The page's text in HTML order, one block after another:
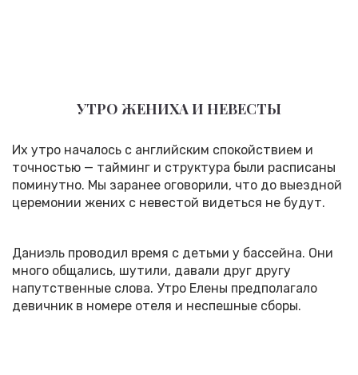
УТРО ЖЕНИХА И НЕВЕСТЫ
Их утро началось с английским спокойствием и
точностью — тайминг и структура были расписаны
поминутно. Мы заранее оговорили, что до выездной
церемонии жених с невестой видеться не будут.
Даниэль проводил время с детьми у бассейна. Они
много общались, шутили, давали друг другу
напутственные слова. Утро Елены предполагало
девичник в номере отеля и неспешные сборы.